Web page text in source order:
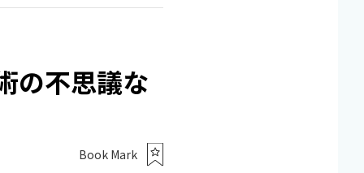
の不思議な
Book Mark